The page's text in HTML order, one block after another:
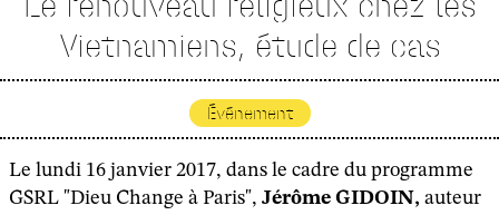
Vietnamiens, étude de cas
Événement
Le lundi 16 janvier 2017, dans le cadre du programme
GSRL "Dieu Change à Paris", Jérôme GIDOIN, auteur